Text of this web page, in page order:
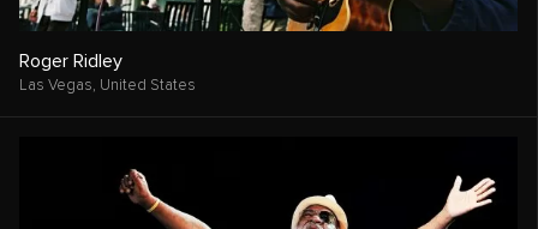
Roger Ridley
Las Vegas, United States